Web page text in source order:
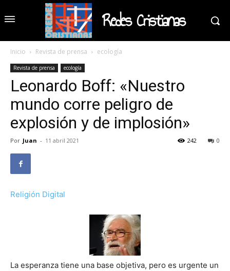
Redes Cristianas
Inicio Revista de prensa ecología
Revista de prensa ecología
Leonardo Boff: «Nuestro
mundo corre peligro de
explosión y de implosión»
Por Juan - 11 abril 2021 0
242
Religión Digital
La esperanza tiene una base objetiva, pero es urgente un